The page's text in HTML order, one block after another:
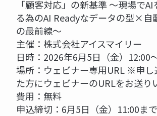
「顧客対応」の新基準 〜現場で
る為のAI Readyなデータの型×自
の最前線〜
主催：株式会社アイスマイリー
日時：2026年6月5日（金）12:00
場所：ウェビナー専用URL ※申し
た方にウェビナーのURLをお送り
費用：無料
申込締切：6月5日（金）11:00まで